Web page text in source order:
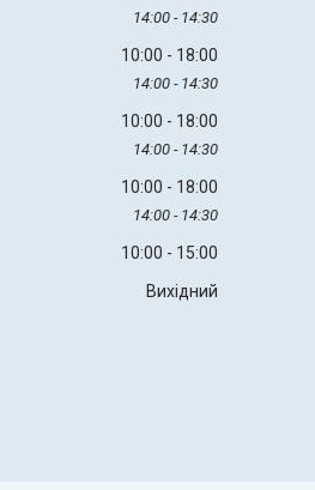
14:00 14:30
10:00 18:00
14:00 14:30
10:00 18:00
14:00 14:30
10:00 18:00
14:00 14:30
10:00
15:00
Вихідний